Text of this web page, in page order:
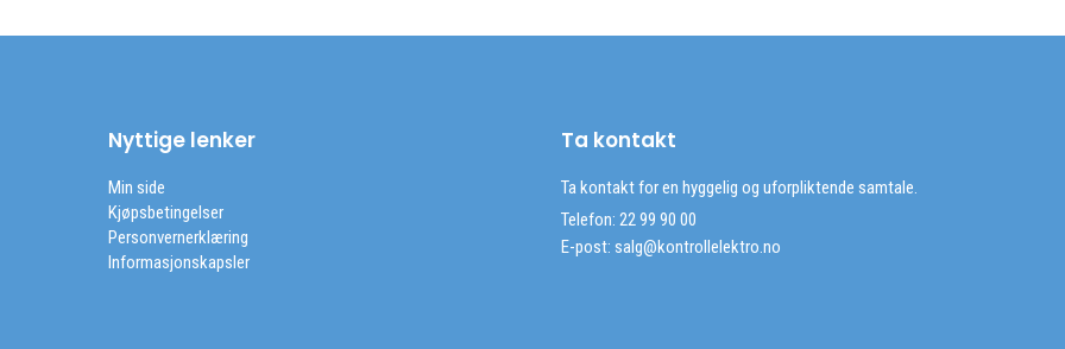
Nyttige lenker
Min side
Kjøpsbetingelser
Personvernerklæring
Informasjonskapsler
Ta kontakt
Ta kontakt for en hyggelig og uforpliktende samtale.
Telefon: 22 99 90 00
E-post: salg@kontrollelektro.no